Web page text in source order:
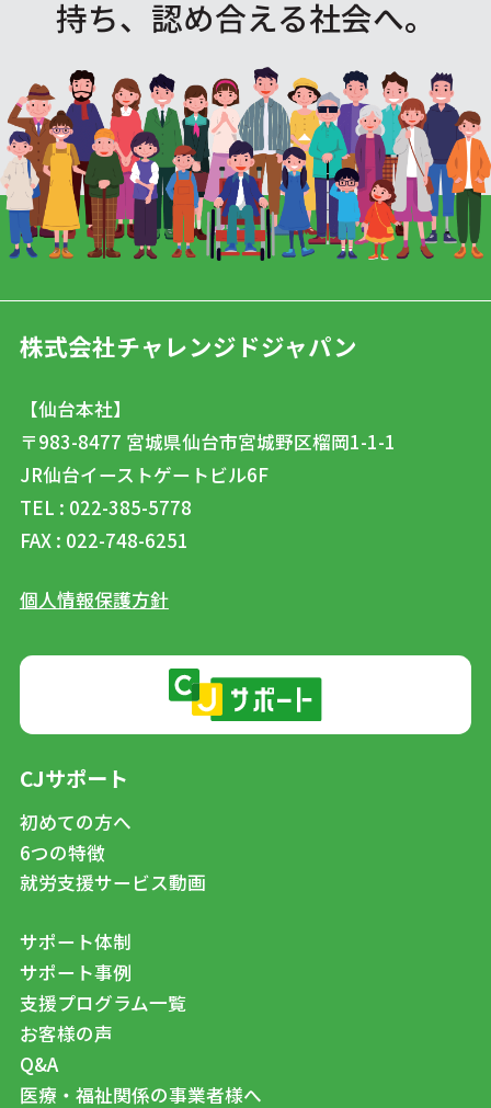
持ち、認め合える社会へ。
株式会社チャレンジドジャパン
【仙台本社】
〒983-8477 宮城県仙台市宮城野区榴岡1-1-1
JR仙台イーストゲートビル6F
TEL : 022-385-5778
FAX : 022-748-6251
個人情報保護方針
CJサポート
初めての方へ
6つの特徴
就労支援サービス動画
サポート体制
サポート事例
支援プログラム一覧
お客様の声
Q&A
医療・福祉関係の事業者様へ